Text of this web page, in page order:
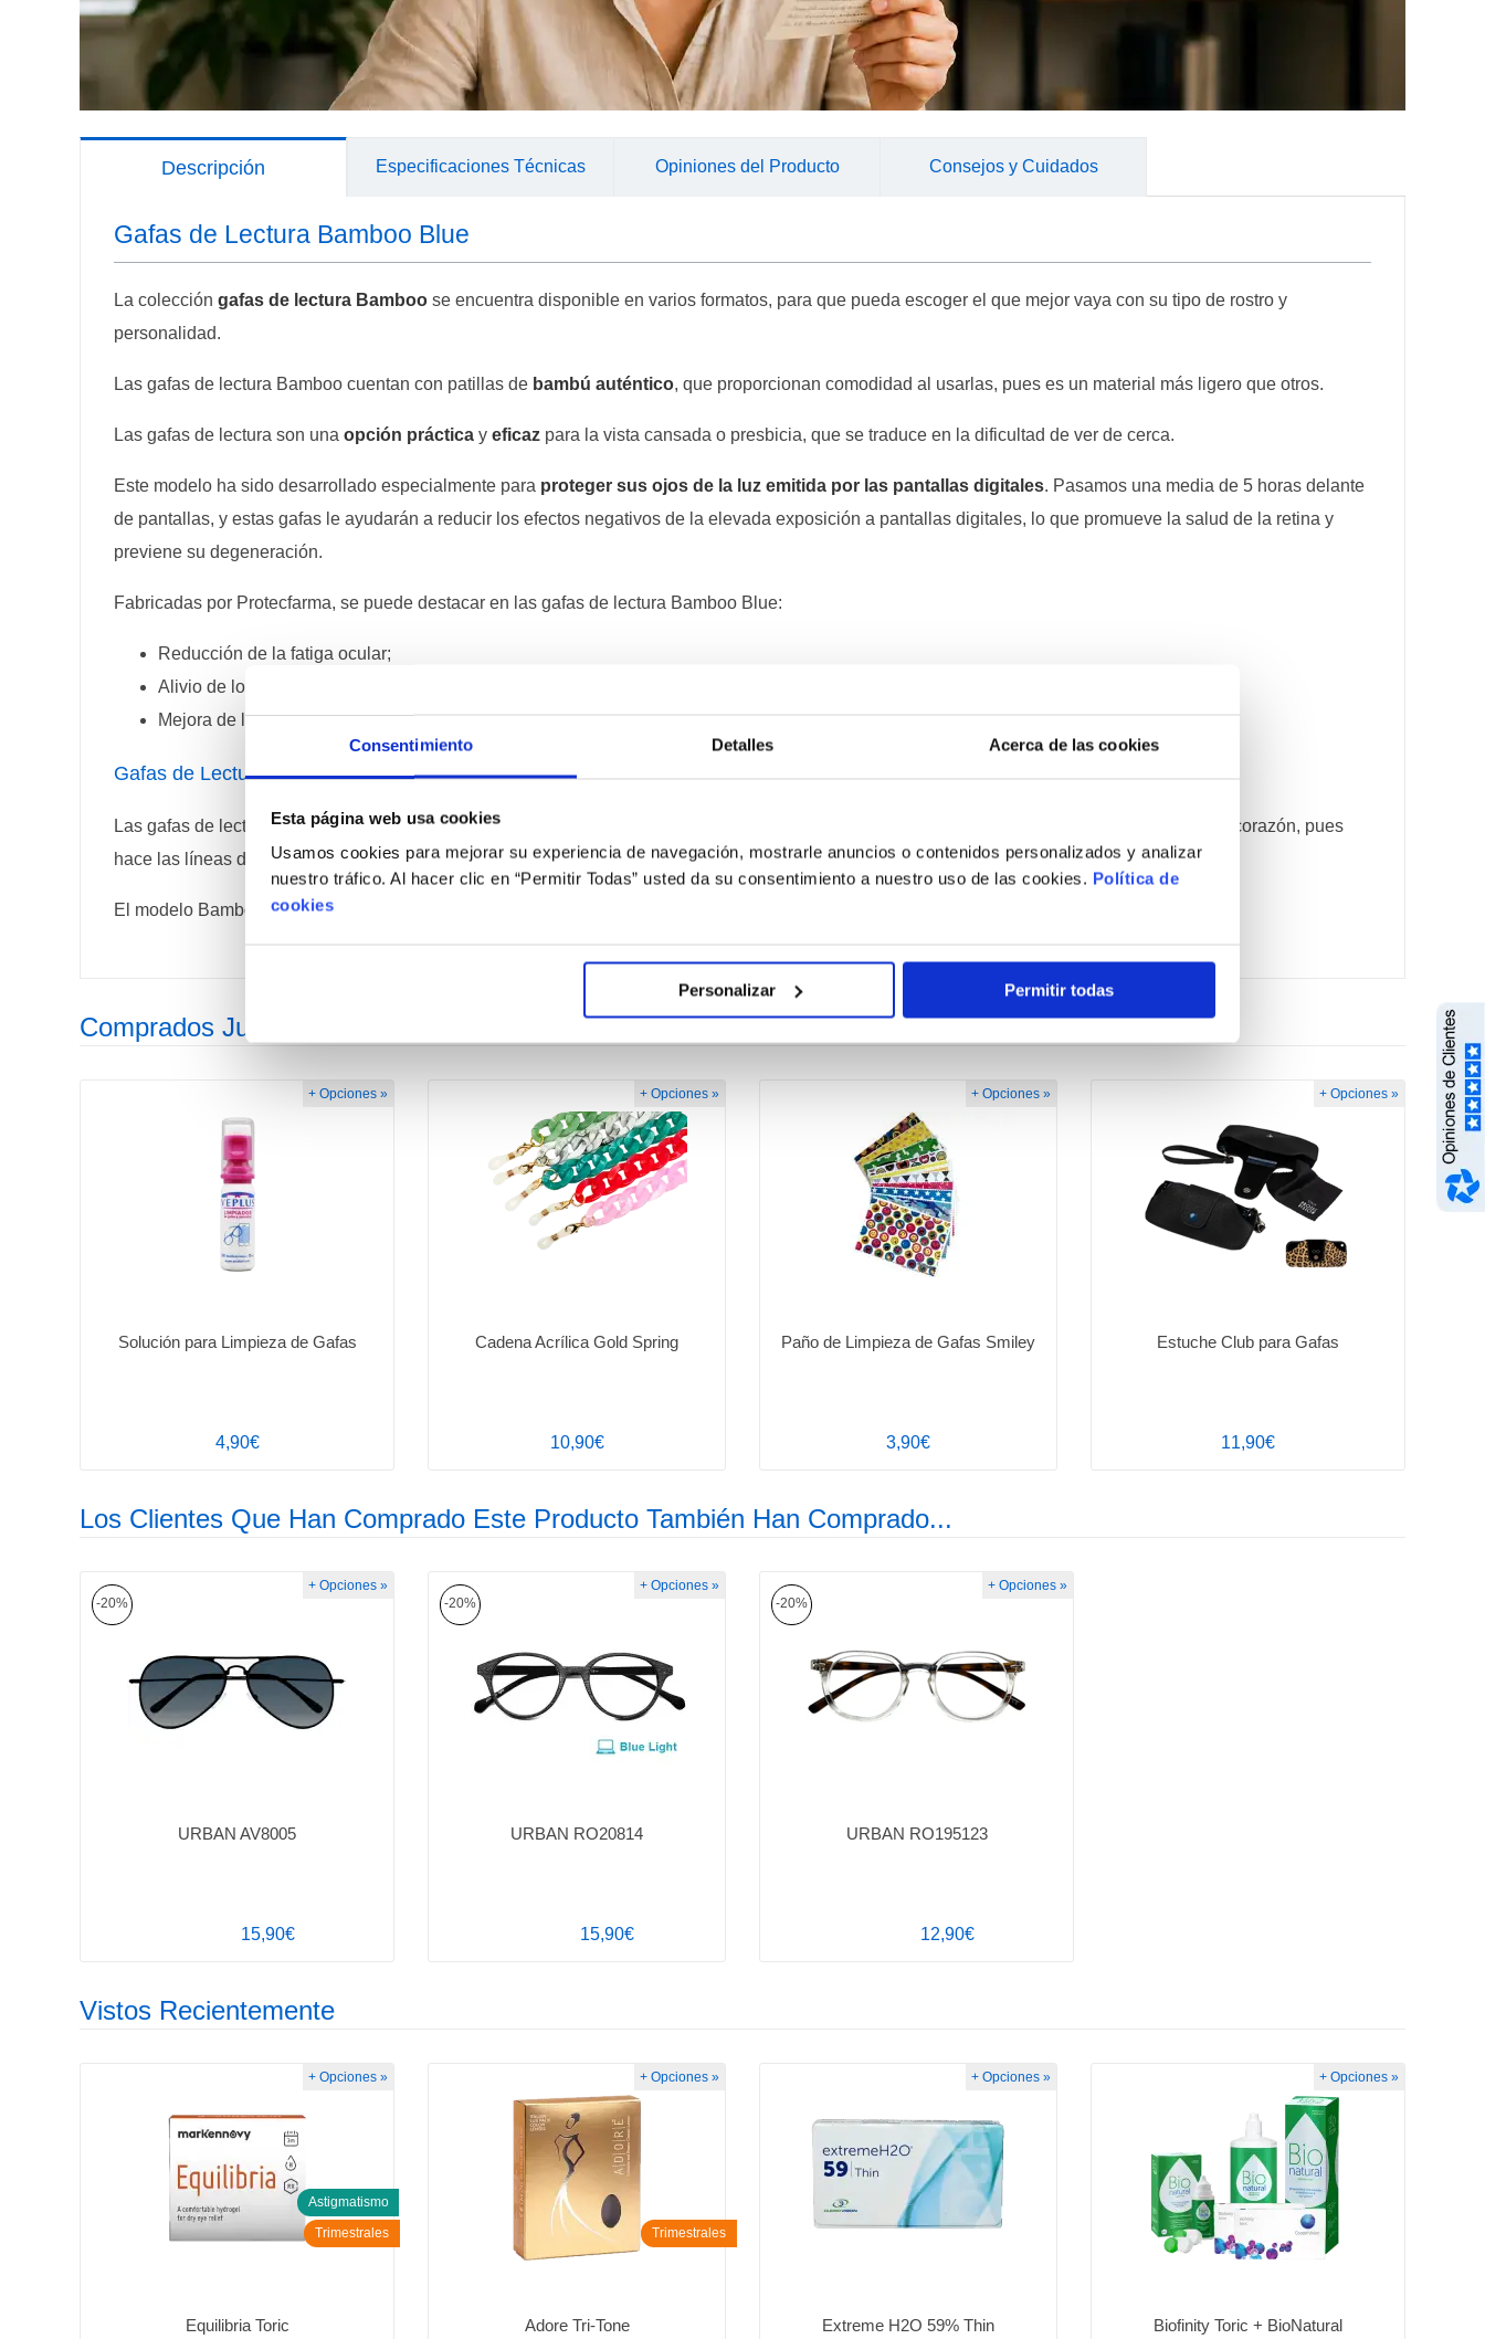
Consentimiento Detalles Acerca de las cookies
Esta página web usa cookies
Usamos cookies para mejorar su experiencia de navegación, mostrarle anuncios o contenidos personalizados y analizar
nuestro tráfico. Al hacer clic en “Permitir Todas” usted da su consentimiento a nuestro uso de las cookies. Política de
cookies
Personalizar Permitir todas
Descripción Especificaciones Técnicas Opiniones del Producto Consejos y Cuidados
Gafas de Lectura Bamboo Blue
La colección gafas de lectura Bamboo se encuentra disponible en varios formatos, para que pueda escoger el que mejor vaya con su tipo de rostro y
personalidad.
Las gafas de lectura Bamboo cuentan con patillas de bambú auténtico, que proporcionan comodidad al usarlas, pues es un material más ligero que otros.
Las gafas de lectura son una opción práctica y eficaz para la vista cansada o presbicia, que se traduce en la dificultad de ver de cerca.
Este modelo ha sido desarrollado especialmente para proteger sus ojos de la luz emitida por las pantallas digitales. Pasamos una media de 5 horas delante
de pantallas, y estas gafas le ayudarán a reducir los efectos negativos de la elevada exposición a pantallas digitales, lo que promueve la salud de la retina y
previene su degeneración.
Fabricadas por Protecfarma, se puede destacar en las gafas de lectura Bamboo Blue:
Reducción de la fatiga ocular;
Alivio de los dolores de cabeza;
Mejora de la calidad del sueño.
Gafas de Lectura Bamboo Blue ideales para Mujeres
Las gafas de lectura Bamboo Blue se encuentran disponibles en formato cat eye, el cual favorece los rostros ovales, triangulares y en forma de corazón, pues
hace las líneas del rostro más bonitas y armoniosas.
El modelo Bamboo Blue se encuentra disponible en azul.
Comprados Juntos Habitualmente
Solución para Limpieza de Gafas
4,90€
+ Opciones »
Cadena Acrílica Gold Spring
10,90€
+ Opciones »
Paño de Limpieza de Gafas Smiley
3,90€
+ Opciones »
Estuche Club para Gafas
11,90€
+ Opciones »
Los Clientes Que Han Comprado Este Producto También Han Comprado...
URBAN AV8005
15,90€
-20%
+ Opciones »
URBAN RO20814
15,90€
-20%
+ Opciones »
URBAN RO195123
12,90€
-20%
+ Opciones »
Vistos Recientemente
Equilibria Toric
Astigmatismo
Trimestrales
+ Opciones »
Adore Tri-Tone
Trimestrales
+ Opciones »
Extreme H2O 59% Thin
+ Opciones »
Biofinity Toric + BioNatural
+ Opciones »